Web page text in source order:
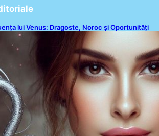
lui Venus: Dragoste, Noroc și Oportunități
Tauri și Balanțe în Weekendul 8-9 August